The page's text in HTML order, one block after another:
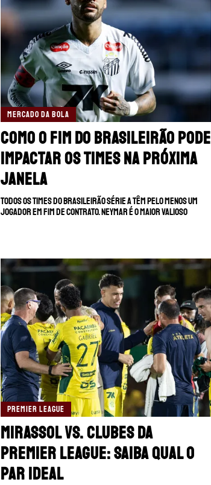
MERCADO DA BOLA
Como o fim do Brasileirão pode
impactar os times na próxima
janela
Todos os times do Brasileirão Série A têm pelo menos um
jogador em fim de contrato. Neymar é o maior valioso
PREMIER LEAGUE
Mirassol vs. clubes da
Premier League: saiba qual o
par ideal